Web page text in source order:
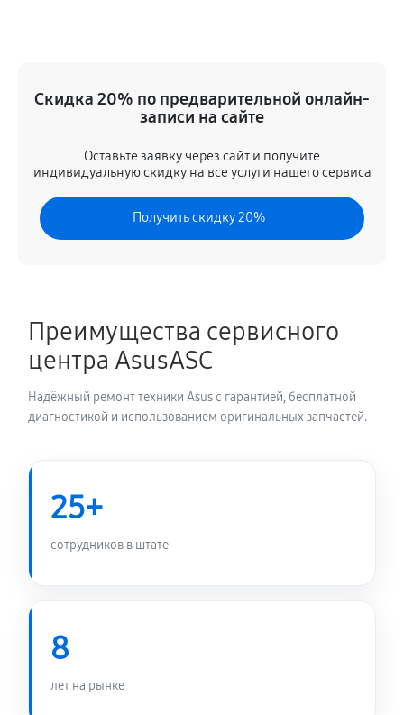
Замена лампы подсветки
60 минут
Ремонт блока управления
630 руб 60 минут
Замена электронных компонентов
1710 руб
Скидка 20% по предварительной онлайн-
записи на сайте
Оставьте заявку через сайт и получите
индивидуальную скидку на все услуги нашего сервиса
Получить скидку 20%
Преимущества сервисного
центра AsusASC
Надёжный ремонт техники Asus с гарантией, бесплатной
диагностикой и использованием оригинальных запчастей.
25+
сотрудников в штате
8
лет на рынке